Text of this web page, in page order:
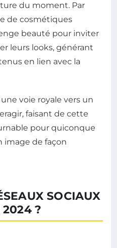
du moment. Par
de cosmétiques
beauté pour inviter
leurs looks, générant
en lien avec la
voie royale vers un
faisant de cette
pour quiconque
image de façon
SOCIAUX
2024 ?